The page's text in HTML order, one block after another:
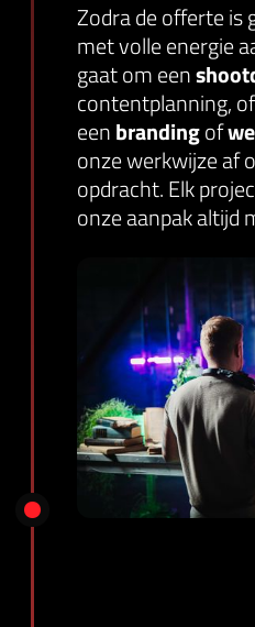
Zodra de offerte is
met volle energie
gaat om een
contentplanning,
een brandingof
onze werkwijze af
opdracht. Elk
onze aanpak altijd